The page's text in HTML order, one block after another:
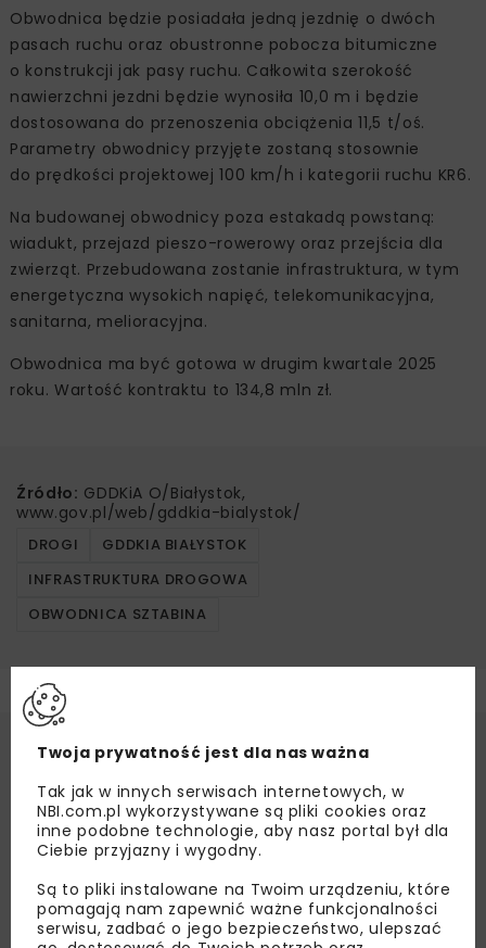
Obwodnica będzie posiadała jedną jezdnię o dwóch
pasach ruchu oraz obustronne pobocza bitumiczne
o konstrukcji jak pasy ruchu. Całkowita szerokość
nawierzchni jezdni będzie wynosiła 10,0 m i będzie
dostosowana do przenoszenia obciążenia 11,5 t/oś.
Parametry obwodnicy przyjęte zostaną stosownie
do prędkości projektowej 100 km/h i kategorii ruchu KR6.
Na budowanej obwodnicy poza estakadą powstaną:
wiadukt, przejazd pieszo-rowerowy oraz przejścia dla
zwierząt. Przebudowana zostanie infrastruktura, w tym
energetyczna wysokich napięć, telekomunikacyjna,
sanitarna, melioracyjna.
Obwodnica ma być gotowa w drugim kwartale 2025
roku. Wartość kontraktu to 134,8 mln zł.
Źródło: GDDKiA O/Białystok,
www.gov.pl/web/gddkia-bialystok/
DROGI
GDDKIA BIAŁYSTOK
INFRASTRUKTURA DROGOWA
OBWODNICA SZTABINA
Twoja prywatność jest dla nas ważna
Tak jak w innych serwisach internetowych, w
NBI.com.pl wykorzystywane są pliki cookies oraz
inne podobne technologie, aby nasz portal był dla
Ciebie przyjazny i wygodny.
Są to pliki instalowane na Twoim urządzeniu, które
pomagają nam zapewnić ważne funkcjonalności
serwisu, zadbać o jego bezpieczeństwo, ulepszać